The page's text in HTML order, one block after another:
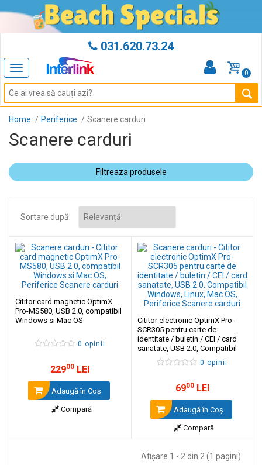
031.620.73.24
Toggle
navigation
0
Home Periferice Scanere carduri
Scanere carduri
Filtreaza produsele
Sortare după:
Cititor card magnetic OptimX
Pro-MS580, USB 2.0, compatibil
Windows si Mac OS
0 opinii
22900 LEI
Adaugă în Coş
Compară
Cititor electronic OptimX Pro-
SCR305 pentru carte de
identitate / buletin / CEI / card
sanatate, USB 2.0, Compatibil
Windows, Linux, Mac OS
0 opinii
6900LEI
Adaugă în Coş
Compară
Afişare 1 - 2 din 2 (1 pagini)